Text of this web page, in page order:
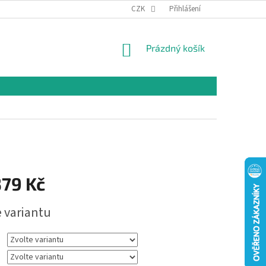
CZK Přihlášení
NÁKUPNÍ
Prázdný košík
Kč
variantu